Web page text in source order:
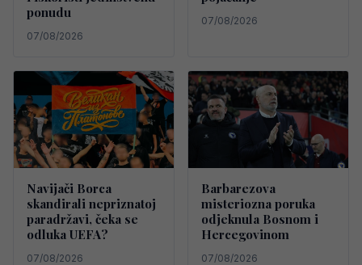
ponudu
07/08/2026
07/08/2026
Navijači Borca
skandirali nepriznatoj
paradržavi, čeka se
odluka UEFA?
07/08/2026
Barbarezova
misteriozna poruka
odjeknula Bosnom i
Hercegovinom
07/08/2026